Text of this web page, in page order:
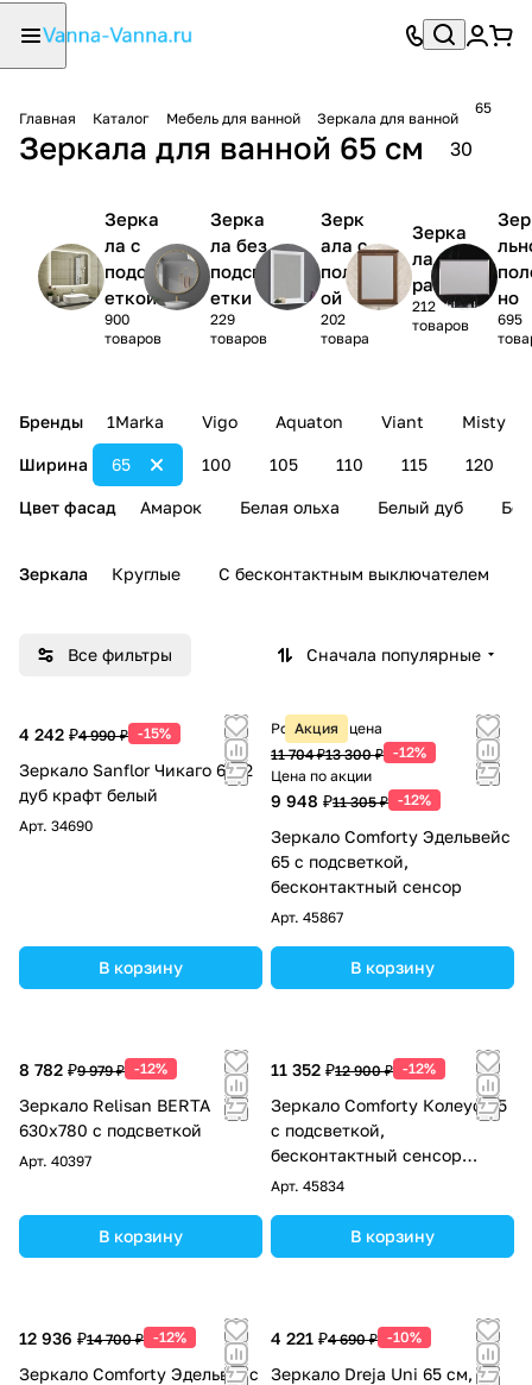
Главная Каталог Мебель для ванной Зеркала для ванной
65
Зеркала для ванной 65 см 30
Зерка
ла с
подсв
еткой
900
товаров
Зерка
ла без
подсв
етки
229
товаров
Зерк
ала с
полк
ой
202
товара
Зерка
ла в
раме
212
товаров
но
695
Бренды 1Marka Vigo Aquaton Viant Misty
Ширина 100 105 110 115 120
65
Цвет фасад Амарок Белая ольха Белый дуб
Зеркала Круглые С бесконтактным выключателем
Все фильтры Сначала популярные
4 242 ₽4 990 ₽ -15%
Зеркало Sanflor Чикаго 65/2
дуб крафт белый
Арт. 34690
В корзину
Акция
Розничная цена
11 704 ₽13 300 ₽ -12%
Цена по акции
9 948 ₽11 305 ₽ -12%
Зеркало Comforty Эдельвейс
65 с подсветкой,
бесконтактный сенсор
Арт. 45867
В корзину
8 782 ₽9 979 ₽ -12%
Зеркало Relisan BERTA
630х780 с подсветкой
Арт. 40397
В корзину
11 352 ₽12 900 ₽ -12%
Зеркало Comforty Колеус-65
с подсветкой,
бесконтактный сенсор
800*650
Арт. 45834
В корзину
12 936 ₽14 700 ₽ -12%
Зеркало Comforty Эдельвейс
4 221 ₽4 690 ₽ -10%
Зеркало Dreja Uni 65 см,